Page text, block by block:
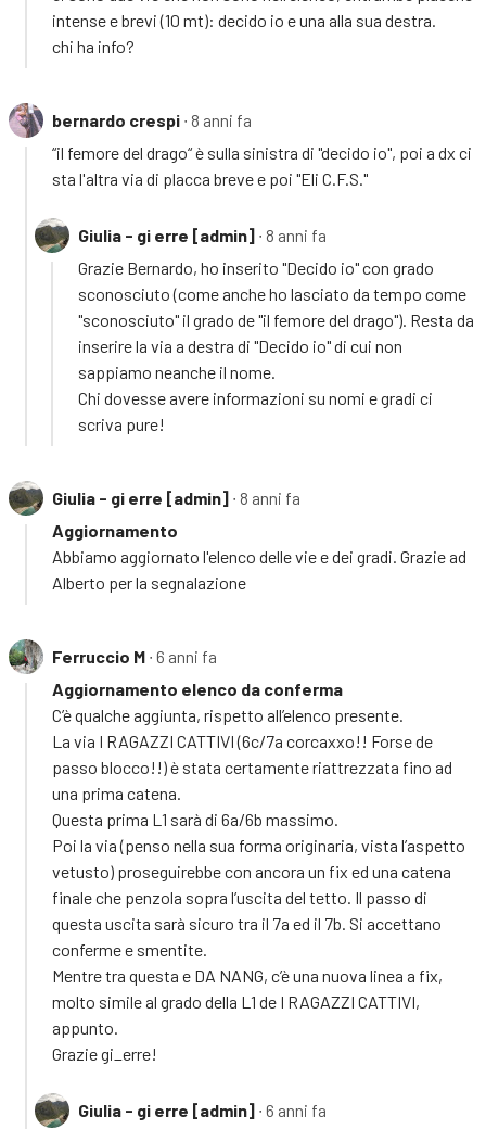
intense e brevi (10 mt): decido io e una alla sua destra.
chi ha info?
bernardo crespi ∙ 8 anni fa
“il femore del drago“ è sulla sinistra di "decido io", poi a dx ci
sta l'altra via di placca breve e poi "Eli C.F.S."
Giulia - gi erre [admin] ∙ 8 anni fa
Grazie Bernardo, ho inserito "Decido io" con grado
sconosciuto (come anche ho lasciato da tempo come
"sconosciuto" il grado de "il femore del drago"). Resta da
inserire la via a destra di "Decido io" di cui non
sappiamo neanche il nome.
Chi dovesse avere informazioni su nomi e gradi ci
scriva pure!
Giulia - gi erre [admin] ∙ 8 anni fa
Aggiornamento
Abbiamo aggiornato l'elenco delle vie e dei gradi. Grazie ad
Alberto per la segnalazione
Ferruccio M ∙ 6 anni fa
Aggiornamento elenco da conferma
C’è qualche aggiunta, rispetto all’elenco presente.
La via I RAGAZZI CATTIVI (6c/7a corcaxxo!! Forse de
passo blocco!!) è stata certamente riattrezzata fino ad
una prima catena.
Questa prima L1 sarà di 6a/6b massimo.
Poi la via (penso nella sua forma originaria, vista l’aspetto
vetusto) proseguirebbe con ancora un fix ed una catena
finale che penzola sopra l’uscita del tetto. Il passo di
questa uscita sarà sicuro tra il 7a ed il 7b. Si accettano
conferme e smentite.
Mentre tra questa e DA NANG, c’è una nuova linea a fix,
molto simile al grado della L1 de I RAGAZZI CATTIVI,
appunto.
Grazie gi_erre!
Giulia - gi erre [admin] ∙ 6 anni fa